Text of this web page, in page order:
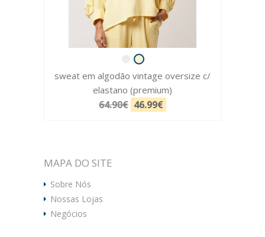
sweat em algodão vintage oversize c/
elastano (premium)
64.90€ 46.99€
MAPA DO SITE
Sobre Nós
Nossas Lojas
Negócios